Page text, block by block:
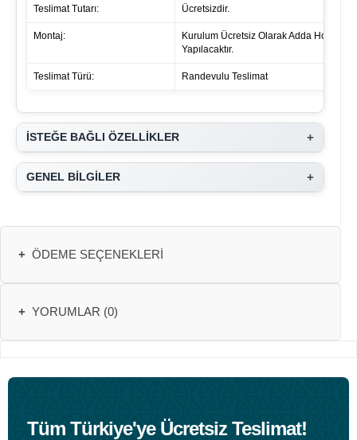
Teslimat Tutarı: Ücretsizdir.
Montaj:
Kurulum Ücretsiz Olarak Adda Home
Yapılacaktır.
Teslimat Türü: Randevulu Teslimat
İSTEĞE BAĞLI ÖZELLİKLER +
GENEL BİLGİLER +
+ ÖDEME SEÇENEKLERI
+ YORUMLAR (0)
Tüm Türkiye'ye Ücretsiz Teslimat!